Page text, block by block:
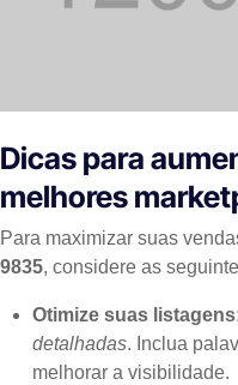
Dicas para
melhores
Para maximizar suas
9835, considere as
Otimize suas
detalhadas. Inclua
melhorar a visibilidade.